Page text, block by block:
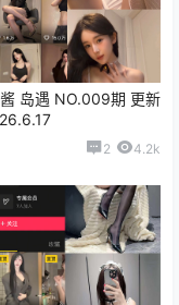
岛遇 NO.009期 更新
2 4.2k